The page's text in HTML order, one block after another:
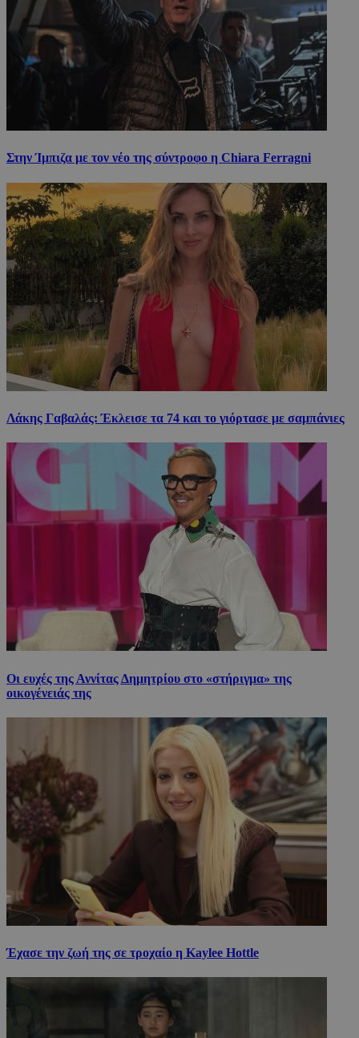
Στην Ίμπιζα με τον νέο της σύντροφο η Chiara Ferragni
Λάκης Γαβαλάς: Έκλεισε τα 74 και το γιόρτασε με σαμπάνιες
Οι ευχές της Αννίτας Δημητρίου στο «στήριγμα» της
οικογένειάς της
Έχασε την ζωή της σε τροχαίο η Kaylee Hottle